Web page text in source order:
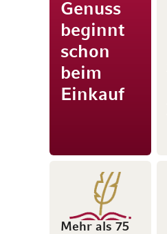
Genuss
beginnt
schon
beim
Einkauf
Mehr als 75